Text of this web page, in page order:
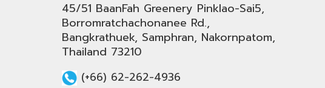
45/51 BaanFah Greenery Pinklao-Sai5,
Borromratchachonanee Rd.,
Bangkrathuek, Samphran, Nakornpatom,
Thailand 73210
(+66) 62-262-4936